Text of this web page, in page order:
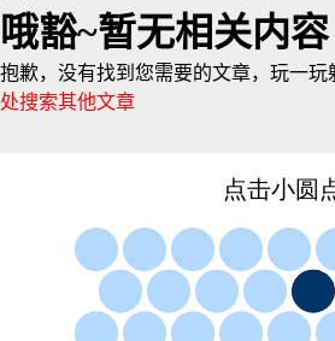
哦豁~暂无相关内容
抱歉，没有找到您需要的文章，玩一玩
处搜索其他文章